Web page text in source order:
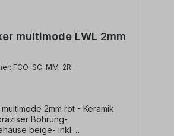
multimode LWL 2mm
FCO-SC-MM-2R
2mm rot - Keramik
Bohrung-
beige- inkl.